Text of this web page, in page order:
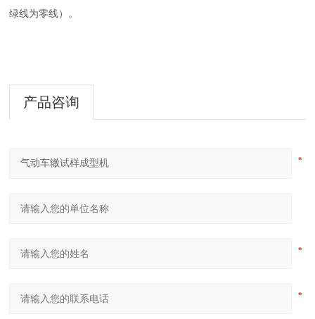
绿线为零线） 。
产品咨询